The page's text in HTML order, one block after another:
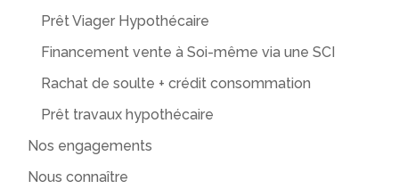
Prêt Viager Hypothécaire
Financement vente à Soi-même via une SCI
Rachat de soulte + crédit consommation
Prêt travaux hypothécaire
Nos engagements
Nous connaître